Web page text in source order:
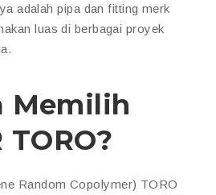
adalah pipa dan fitting merk
luas di berbagai proyek
Memilih
TORO?
Random Copolymer) TORO